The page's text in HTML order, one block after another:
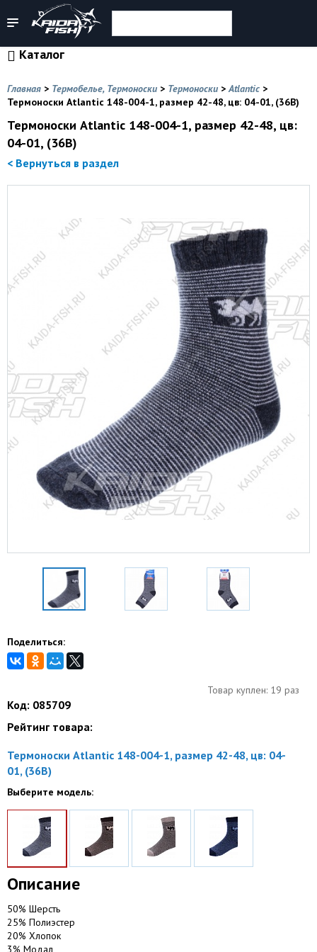
Каталог
Главная > Термобелье, Термоноски > Термоноски >Atlantic >
Термоноски Atlantic 148-004-1, размер 42-48, цв: 04-01, (36B)
Термоноски Atlantic 148-004-1, размер 42-48, цв:
04-01, (36B)
< Вернуться в раздел
Поделиться:
Товар куплен: 19 раз
Код: 085709
Рейтинг товара:
Термоноски Atlantic 148-004-1, размер 42-48, цв: 04-
01, (36B)
Выберите модель:
Описание
50% Шерсть
25% Полиэстер
20% Хлопок
3% Модал